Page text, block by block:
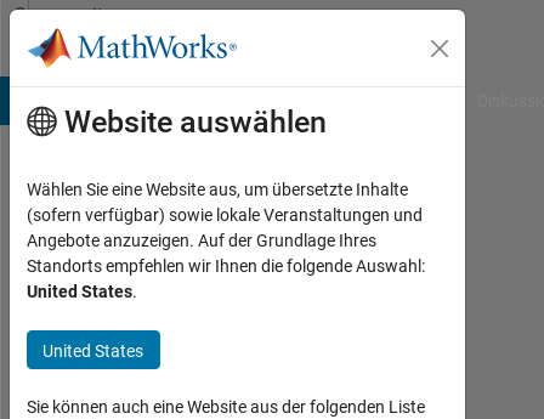
Weiter zum Inhalt
Community
Profile
Marpe
Last
seen:
mehr
als 3
Jahre
|
Website auswählen
Wählen Sie eine Website aus, um übersetzte Inhalte
(sofern verfügbar) sowie lokale Veranstaltungen und
Angebote anzuzeigen. Auf der Grundlage Ihres
Standorts empfehlen wir Ihnen die folgende Auswahl:
United States.
United States
Sie können auch eine Website aus der folgenden Liste